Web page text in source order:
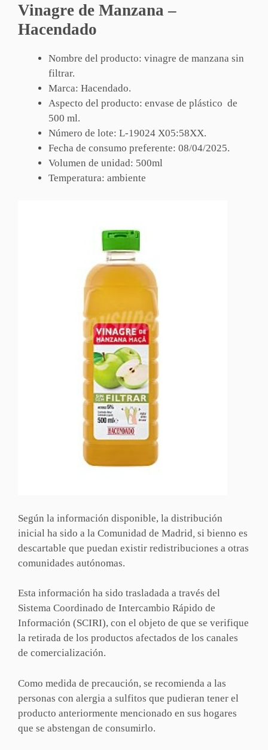
Vinagre de Manzana –
Hacendado
Nombre del producto: vinagre de manzana sin
filtrar.
Marca: Hacendado.
Aspecto del producto: envase de plástico de
500 ml.
Número de lote: L-19024 X05:58XX.
Fecha de consumo preferente: 08/04/2025.
Volumen de unidad: 500ml
Temperatura: ambiente
Según la información disponible, la distribución
inicial ha sido a la Comunidad de Madrid, si bienno es
descartable que puedan existir redistribuciones a otras
comunidades autónomas.
Esta información ha sido trasladada a través del
Sistema Coordinado de Intercambio Rápido de
Información (SCIRI), con el objeto de que se verifique
la retirada de los productos afectados de los canales
de comercialización.
Como medida de precaución, se recomienda a las
personas con alergia a sulfitos que pudieran tener el
producto anteriormente mencionado en sus hogares
que se abstengan de consumirlo.